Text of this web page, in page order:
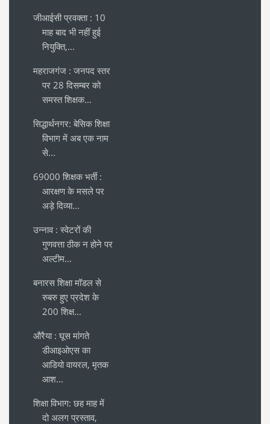
जीआईसी प्रवक्ता : 10
माह बाद भी नहीं हुई
नियुक्ति,...
महराजगंज : जनपद स्तर
पर 28 दिसम्बर को
समस्त शिक्षक...
सिद्धार्थनगर: बेसिक शिक्षा
विभाग में अब एक नाम
से...
69000 शिक्षक भर्ती :
आरक्षण के मसले पर
अड़े दिव्या...
उन्नाव : स्वेटरों की
गुणवत्ता ठीक न होने पर
अल्टीम...
बनारस शिक्षा मॉडल से
रुबरु हुए प्रदेश के
200 शिक्ष...
औरैया : घूस मांगते
डीआइओएस का
आडियो वायरल, मृतक
आश...
शिक्षा विभाग: छह माह में
दो अलग प्रस्ताव,